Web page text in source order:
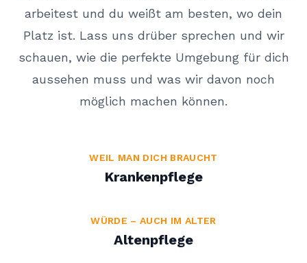
arbeitest und du weißt am besten, wo dein
Platz ist. Lass uns drüber sprechen und wir
schauen, wie die perfekte Umgebung für dich
aussehen muss und was wir davon noch
möglich machen können.
WEIL MAN DICH BRAUCHT
Krankenpflege
WÜRDE – AUCH IM ALTER
Altenpflege